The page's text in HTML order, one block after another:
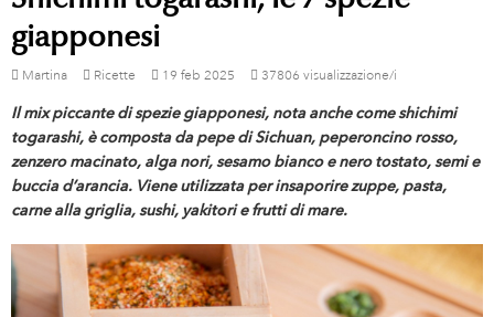
giapponesi
Martina Ricette 19 feb 2025 37806 visualizzazione/i
Il mix piccante di spezie giapponesi, nota anche come shichimi
togarashi, è composta da pepe di Sichuan, peperoncino rosso,
zenzero macinato, alga nori, sesamo bianco e nero tostato, semi e
buccia d’arancia. Viene utilizzata per insaporire zuppe, pasta,
carne alla griglia, sushi, yakitori e frutti di mare.